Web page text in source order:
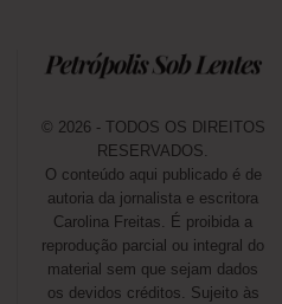
© 2026 - TODOS OS DIREITOS
RESERVADOS.
O conteúdo aqui publicado é de
autoria da jornalista e escritora
Carolina Freitas. É proibida a
reprodução parcial ou integral do
material sem que sejam dados
os devidos créditos. Sujeito às